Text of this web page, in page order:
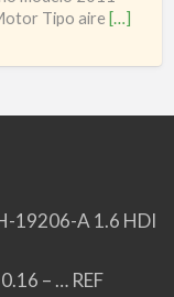
Tipo aire […]
19206-A 1.6 HDI
– … REF